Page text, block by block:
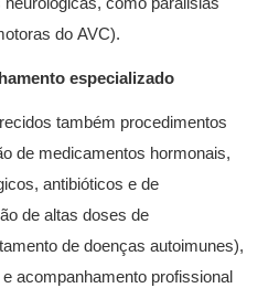
do AVC).
especializado
também procedimentos
de medicamentos hormonais,
antibióticos e de
de altas doses de
de doenças autoimunes),
acompanhamento profissional